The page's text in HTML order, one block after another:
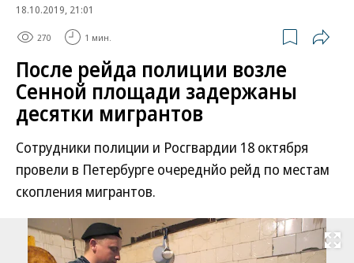
18.10.2019, 21:01
270 1 мин.
После рейда полиции возле
Сенной площади задержаны
десятки мигрантов
Сотрудники полиции и Росгвардии 18 октября
провели в Петербурге очереднйо рейд по местам
скопления мигрантов.
Развернуть